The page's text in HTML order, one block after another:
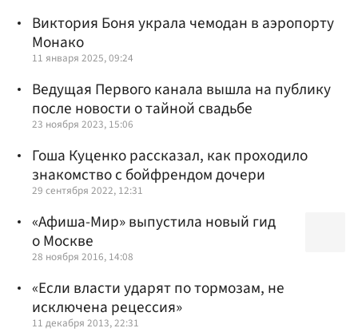
Виктория Боня украла чемодан в аэропорту
Монако
11 января 2025, 09:24
Ведущая Первого канала вышла на публику
после новости о тайной свадьбе
23 ноября 2023, 15:06
Гоша Куценко рассказал, как проходило
знакомство с бойфрендом дочери
29 сентября 2022, 12:31
«Афиша-Мир» выпустила новый гид
о Москве
28 ноября 2016, 14:08
«Если власти ударят по тормозам, не
исключена рецессия»
11 декабря 2013, 22:31